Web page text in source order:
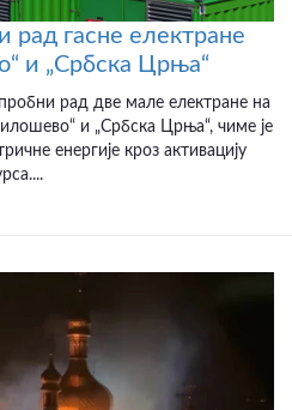
рад гасне електране
и „Србска Црња“
рад две мале електране на
и „Србска Црња“, чиме је
енергије кроз активацију